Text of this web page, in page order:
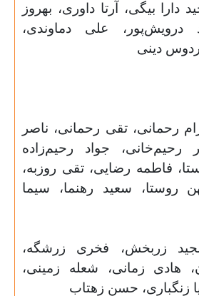
دارا بیگی، آرتا داوری، بهروز
درویش‌پور، علی دماوندی،
دینی
رحمانی، تقی رحمانی، ناصر
رحیم‌خانی، جواد رحیم‌زاده
فاطمه رضایی، تقی روزبه،
روستا، سعید رهنما، سیما
زربخش، فخری زرشگه،
هادی زمانی، شعله زمینی،
زنگباری، حسن زهتاب